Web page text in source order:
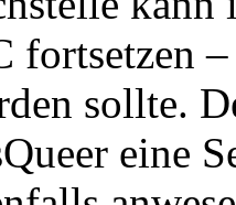
fortsetzen
sollte.
eine